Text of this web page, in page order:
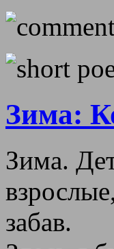
Зима:
Зима.
забав.